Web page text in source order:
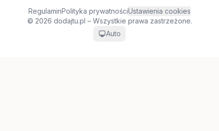
RegulaminPolityka prywatnościUstawienia cookies
© 2026 dodajtu.pl – Wszystkie prawa zastrzeżone.
Auto